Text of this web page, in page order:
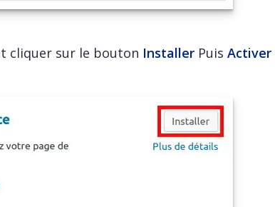
cliquer sur le bouton Installer PuisActiver